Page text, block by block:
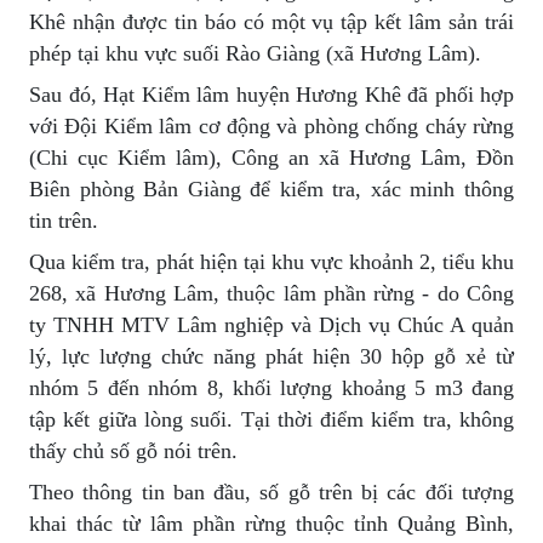
Khê nhận được tin báo có một vụ tập kết lâm sản trái
phép tại khu vực suối Rào Giàng (xã Hương Lâm).
Sau đó, Hạt Kiểm lâm huyện Hương Khê đã phối hợp
với Đội Kiểm lâm cơ động và phòng chống cháy rừng
(Chi cục Kiểm lâm), Công an xã Hương Lâm, Đồn
Biên phòng Bản Giàng để kiểm tra, xác minh thông
tin trên.
Qua kiểm tra, phát hiện tại khu vực khoảnh 2, tiểu khu
268, xã Hương Lâm, thuộc lâm phần rừng - do Công
ty TNHH MTV Lâm nghiệp và Dịch vụ Chúc A quản
lý, lực lượng chức năng phát hiện 30 hộp gỗ xẻ từ
nhóm 5 đến nhóm 8, khối lượng khoảng 5 m3 đang
tập kết giữa lòng suối. Tại thời điểm kiểm tra, không
thấy chủ số gỗ nói trên.
Theo thông tin ban đầu, số gỗ trên bị các đối tượng
khai thác từ lâm phần rừng thuộc tỉnh Quảng Bình,